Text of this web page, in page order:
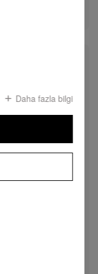
Daha fazla bilgi